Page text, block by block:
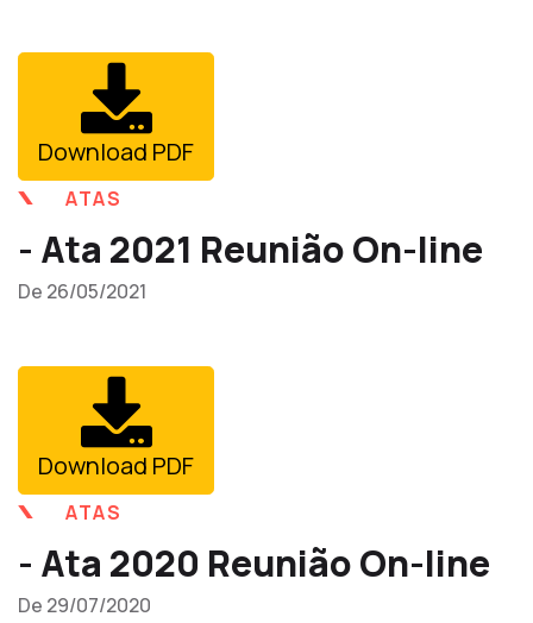
Download PDF
ATAS
- Ata 2021 Reunião On-line
De 26/05/2021
Download PDF
ATAS
- Ata 2020 Reunião On-line
De 29/07/2020